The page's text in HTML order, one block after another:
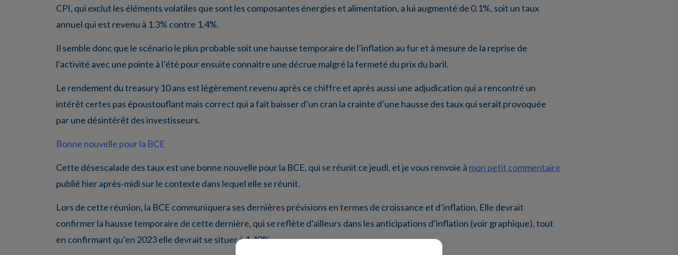
CPI, qui exclut les éléments volatiles que sont les composantes énergies et alimentation, a lui augmenté de 0.1%, soit un taux
annuel qui est revenu à 1.3% contre 1.4%.
Il semble donc que le scénario le plus probable soit une hausse temporaire de l’inflation au fur et à mesure de la reprise de
l’activité avec une pointe à l’été pour ensuite connaitre une décrue malgré la fermeté du prix du baril.
Le rendement du treasury 10 ans est légèrement revenu après ce chiffre et après aussi une adjudication qui a rencontré un
intérêt certes pas époustouflant mais correct qui a fait baisser d’un cran la crainte d’une hausse des taux qui serait provoquée
par une désintérêt des investisseurs.
Bonne nouvelle pour la BCE
Cette désescalade des taux est une bonne nouvelle pour la BCE, qui se réunit ce jeudi, et je vous renvoie à mon petit commentaire
publié hier après-midi sur le contexte dans lequel elle se réunit.
Lors de cette réunion, la BCE communiquera ses dernières prévisions en termes de croissance et d’inflation. Elle devrait
confirmer la hausse temporaire de cette dernière, qui se reflète d’ailleurs dans les anticipations d’inflation (voir graphique), tout
en confirmant qu’en 2023 elle devrait se situer à 1.40%.